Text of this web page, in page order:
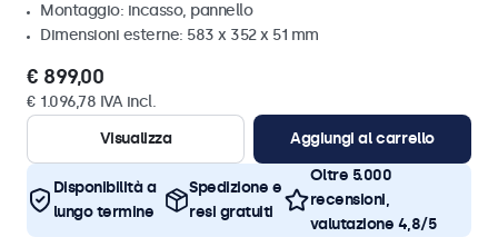
Montaggio: incasso, pannello
Dimensioni esterne: 583 x 352 x 51 mm
€ 899,00
€ 1.096,78 IVA incl.
Visualizza
Aggiungi al carrello
Disponibilità a
lungo termine
Spedizione e
resi gratuiti
Oltre 5.000
recensioni,
valutazione 4,8/5